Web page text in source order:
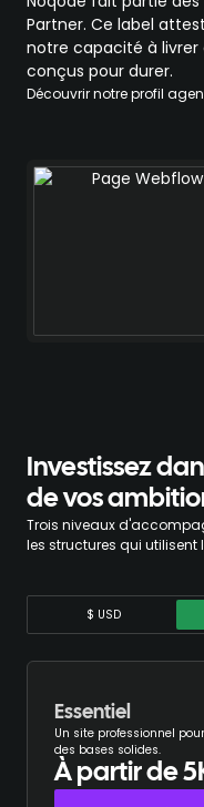
Partner. Ce label
notre capacité à
conçus pour durer.
Découvrir notre profil
Investissez
de vos
Trois niveaux
les structures qui
$ USD
Essentiel
Un site professionnel
des bases solides.
À partir de